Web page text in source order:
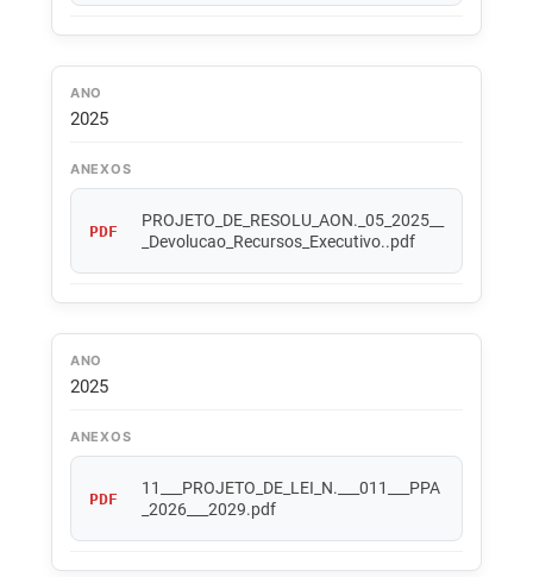
ANO
2025
ANEXOS
PDF
PROJETO_DE_RESOLU_AON._05_2025__
_Devolucao_Recursos_Executivo..pdf
ANO
2025
ANEXOS
PDF
11___PROJETO_DE_LEI_N.___011___PPA
_2026___2029.pdf